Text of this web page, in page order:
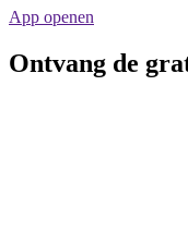
App openen
Ontvang de